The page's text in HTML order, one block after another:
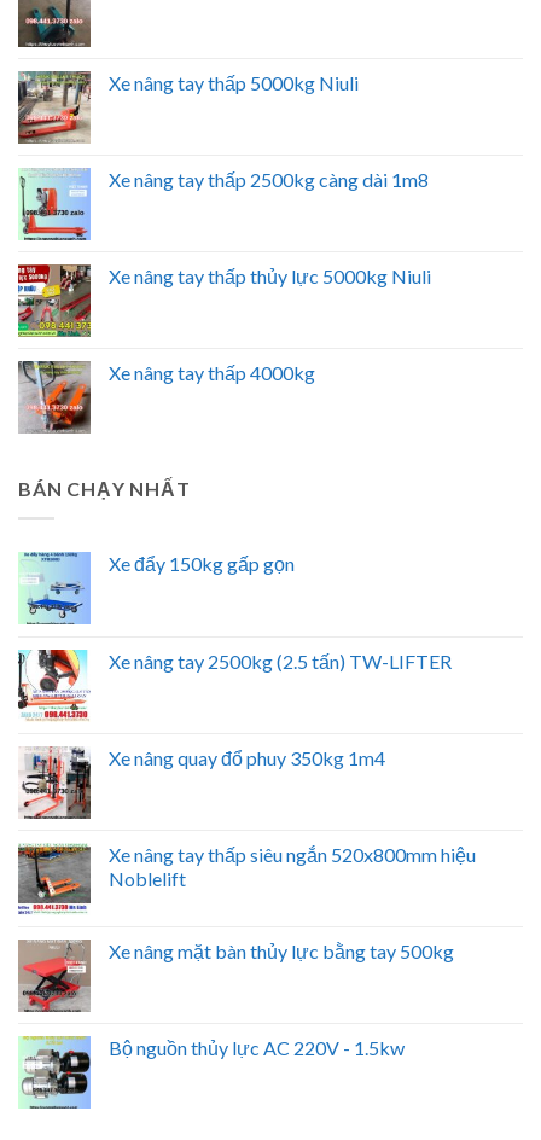
Xe nâng tay thấp 5000kg Niuli
Xe nâng tay thấp 2500kg càng dài 1m8
Xe nâng tay thấp thủy lực 5000kg Niuli
Xe nâng tay thấp 4000kg
BÁN CHẠY NHẤT
Xe đẩy 150kg gấp gọn
Xe nâng tay 2500kg (2.5 tấn) TW-LIFTER
Xe nâng quay đổ phuy 350kg 1m4
Xe nâng tay thấp siêu ngắn 520x800mm hiệu
Noblelift
Xe nâng mặt bàn thủy lực bằng tay 500kg
Bộ nguồn thủy lực AC 220V - 1.5kw